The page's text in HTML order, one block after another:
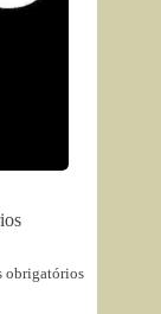
obrigatórios